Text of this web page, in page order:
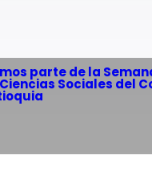
parte de la
Sociales del